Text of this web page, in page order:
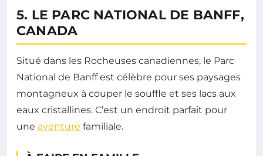
5. LE PARC NATIONAL DE BANFF,
CANADA
Situé dans les Rocheuses canadiennes, le Parc
National de Banff est célèbre pour ses paysages
montagneux à couper le souffle et ses lacs aux
eaux cristallines. C’est un endroit parfait pour
une aventure familiale.